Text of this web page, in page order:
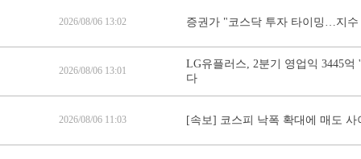
2026/08/06 13:02 증권가 "코스닥 투자 타이밍…지
2026/08/06 13:01
LG유플러스, 2분기 영업익 3445
다
2026/08/06 11:03 [속보] 코스피 낙폭 확대에 매도 사